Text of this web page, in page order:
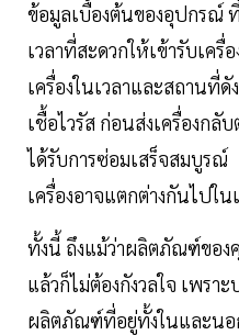
ข้อมูลเบื้องต้นของอุปกรณ์
เวลาที่สะดวกให้เข้ารับเครื่
เครื่องในเวลาและสถานที่
เชื้อไวรัส ก่อนส่งเครื่องกลั
ได้รับการซ่อมเสร็จสมบูรณ์
เครื่องอาจแตกต่างกันไปใ
ทั้งนี้ ถึงแม้ว่าผลิตภัณฑ์ของ
แล้วก็ไม่ต้องกังวลใจ เพรา
ผลิตภัณฑ์ที่อยู่ทั้งในและนอ